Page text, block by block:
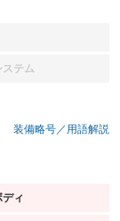
ステム
装備略号／用語解説
ィ